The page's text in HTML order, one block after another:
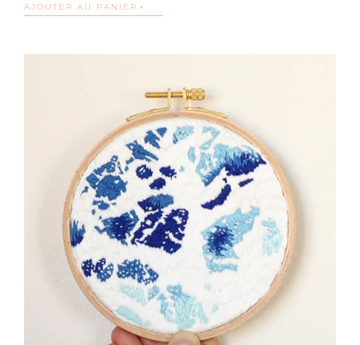
AJOUTER AU PANIER